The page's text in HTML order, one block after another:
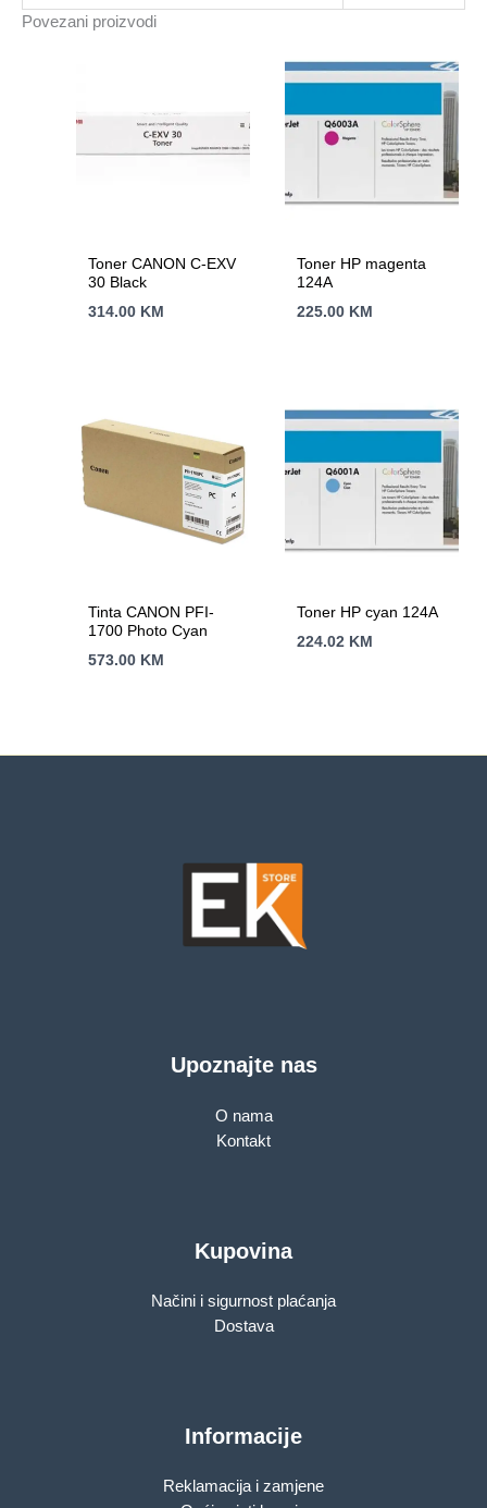
Povezani proizvodi
Toner CANON C-EXV
30 Black
314.00 KM
Toner HP magenta
124A
225.00 KM
Tinta CANON PFI-
1700 Photo Cyan
573.00 KM
Toner HP cyan 124A
224.02 KM
Upoznajte nas
O nama
Kontakt
Kupovina
Načini i sigurnost plaćanja
Dostava
Informacije
Reklamacija i zamjene